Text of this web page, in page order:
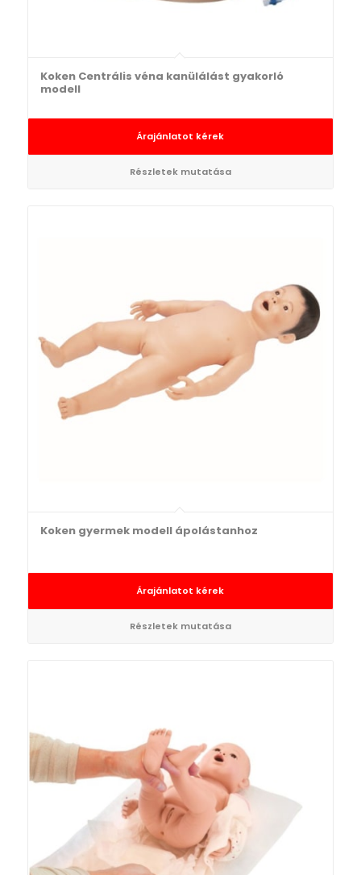
Koken Centrális véna kanülálást gyakorló
modell
Árajánlatot kérek
Részletek mutatása
Koken gyermek modell ápolástanhoz
Árajánlatot kérek
Részletek mutatása